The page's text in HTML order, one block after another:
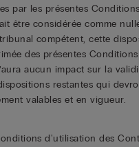
par les présentes
être considérée comme
compétent, cette
des présentes
aucun impact sur la
restantes qui
valables et en vigueur.
d'utilisation des